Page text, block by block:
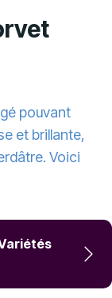
pouvant
et brillante,
Voici